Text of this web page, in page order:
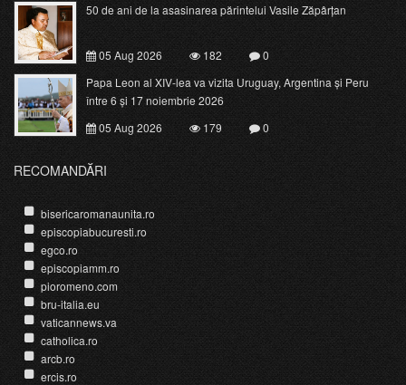
50 de ani de la asasinarea părintelui Vasile Zăpârțan
05 Aug 2026 182
0
Papa Leon al XIV-lea va vizita Uruguay, Argentina și Peru
între 6 și 17 noiembrie 2026
05 Aug 2026
179 0
RECOMANDĂRI
bisericaromanaunita.ro
episcopiabucuresti.ro
egco.ro
episcopiamm.ro
pioromeno.com
bru-italia.eu
vaticannews.va
catholica.ro
arcb.ro
ercis.ro